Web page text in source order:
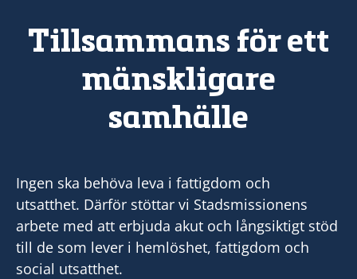
Tillsammans för ett
mänskligare
samhälle
Ingen ska behöva leva i fattigdom och
utsatthet. Därför stöttar vi Stadsmissionens
arbete med att erbjuda akut och långsiktigt stöd
till de som lever i hemlöshet, fattigdom och
social utsatthet.